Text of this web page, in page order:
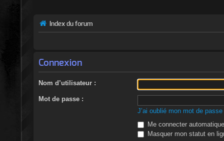
Index du forum
Connexion
Nom d’utilisateur :
Mot de passe :
J’ai oublié mon mot de passe
Me connecter
Masquer mon statut en